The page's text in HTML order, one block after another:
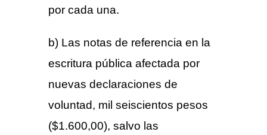
por cada una.
b) Las notas de referencia en la
escritura pública afectada por
nuevas declaraciones de
voluntad, mil seiscientos pesos
($1.600,00), salvo las